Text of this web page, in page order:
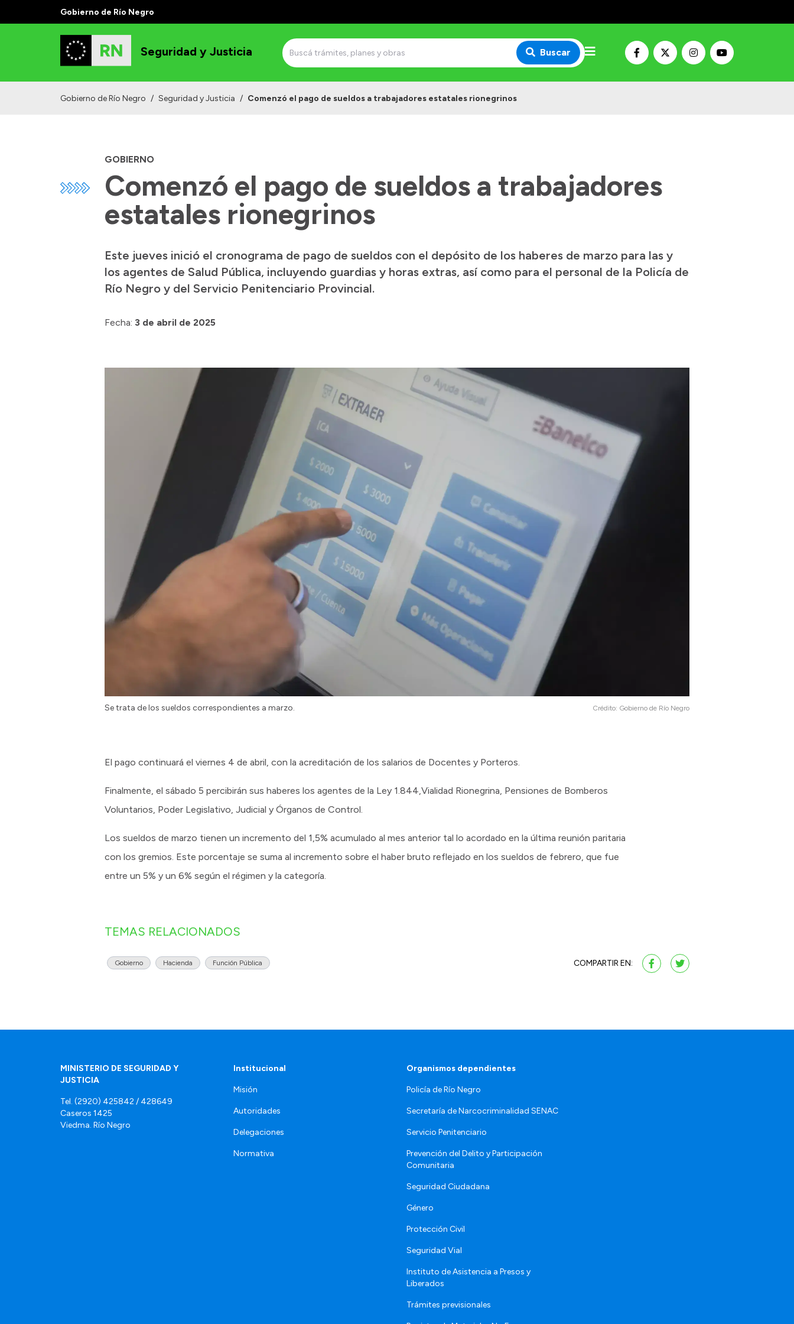
Gobierno de Río Negro
Seguridad y Justicia Buscar
Gobierno de Río Negro / Seguridad y Justicia / Comenzó el pago de sueldos a trabajadores estatales rionegrinos
GOBIERNO
Comenzó el pago de sueldos a trabajadores
estatales rionegrinos
Este jueves inició el cronograma de pago de sueldos con el depósito de los haberes de marzo para las y
los agentes de Salud Pública, incluyendo guardias y horas extras, así como para el personal de la Policía de
Río Negro y del Servicio Penitenciario Provincial.
Fecha: 3 de abril de 2025
Se trata de los sueldos correspondientes a marzo. Crédito: Gobierno de Río Negro
El pago continuará el viernes 4 de abril, con la acreditación de los salarios de Docentes y Porteros.
Finalmente, el sábado 5 percibirán sus haberes los agentes de la Ley 1.844,Vialidad Rionegrina, Pensiones de Bomberos
Voluntarios, Poder Legislativo, Judicial y Órganos de Control.
Los sueldos de marzo tienen un incremento del 1,5% acumulado al mes anterior tal lo acordado en la última reunión paritaria
con los gremios. Este porcentaje se suma al incremento sobre el haber bruto reflejado en los sueldos de febrero, que fue
entre un 5% y un 6% según el régimen y la categoría.
TEMAS RELACIONADOS
Gobierno Hacienda Función Pública COMPARTIR EN:
MINISTERIO DE SEGURIDAD Y
JUSTICIA
Tel. (2920) 425842 / 428649
Caseros 1425
Viedma. Río Negro
Institucional
Misión
Autoridades
Delegaciones
Normativa
Organismos dependientes
Policía de Río Negro
Secretaría de Narcocriminalidad SENAC
Servicio Penitenciario
Prevención del Delito y Participación
Comunitaria
Seguridad Ciudadana
Género
Protección Civil
Seguridad Vial
Instituto de Asistencia a Presos y
Liberados
Trámites previsionales